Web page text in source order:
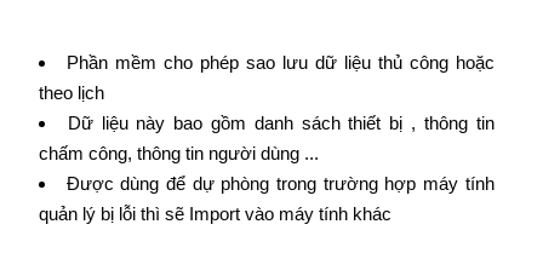
Phần mềm cho phép sao lưu dữ liệu thủ công hoặc
theo lịch
Dữ liệu này bao gồm danh sách thiết bị , thông tin
chấm công, thông tin người dùng ...
Được dùng để dự phòng trong trường hợp máy tính
quản lý bị lỗi thì sẽ Import vào máy tính khác